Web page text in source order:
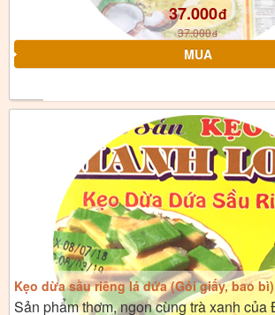
37.000đ
37.000đ
Kẹo dừa sầu riêng lá dứa (Gói giấy, bao bì)
Sản phẩm thơm, ngon cùng trà xanh